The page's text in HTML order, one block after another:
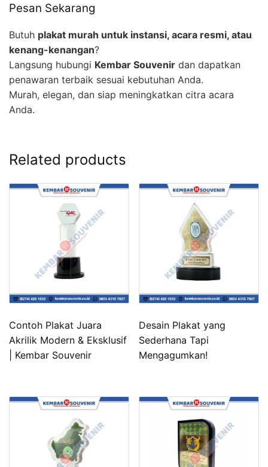
Pesan Sekarang
Butuh plakat murah untuk instansi, acara resmi, atau
kenang-kenangan?
Langsung hubungi Kembar Souvenir dan dapatkan
penawaran terbaik sesuai kebutuhan Anda.
Murah, elegan, dan siap meningkatkan citra acara
Anda.
Related products
Contoh Plakat Juara
Akrilik Modern & Eksklusif
| Kembar Souvenir
Desain Plakat yang
Sederhana Tapi
Mengagumkan!